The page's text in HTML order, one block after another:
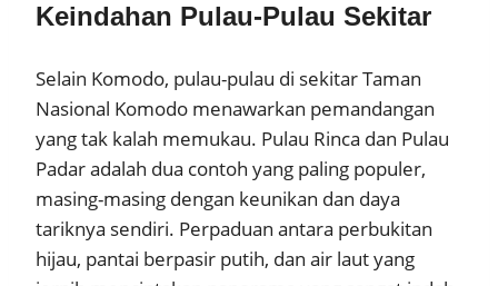
Keindahan Pulau-Pulau Sekitar
Selain Komodo, pulau-pulau di sekitar Taman
Nasional Komodo menawarkan pemandangan
yang tak kalah memukau. Pulau Rinca dan Pulau
Padar adalah dua contoh yang paling populer,
masing-masing dengan keunikan dan daya
tariknya sendiri. Perpaduan antara perbukitan
hijau, pantai berpasir putih, dan air laut yang